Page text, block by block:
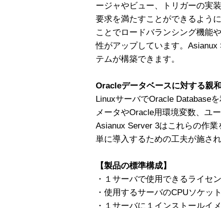
ージャやビュー、トリガーの実
要求を満たすことができるよう
ことでロードバランシング機能
性がアップしています。
テムが構築できます。
Oracleデータベースに対する親
LinuxサーバでOracle Database
メータやOracle用環境変数、ユ
Asianux Server 3はこれらの作
単に導入するための工夫が施さ
【製品の標準構成】
・１サーバで使用できるライセ
・使用するサーバのCPUソケッ
・１サーバに１インストールイ